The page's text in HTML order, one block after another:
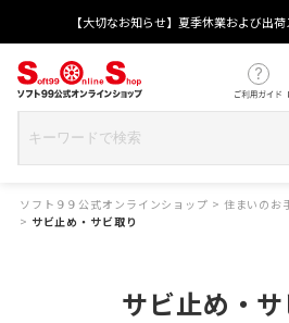
【大切なお知らせ】夏季休業および出
ソフト９９公式オンラインショップ > 住まいのお
> サビ止め・サビ取り
サビ止め・